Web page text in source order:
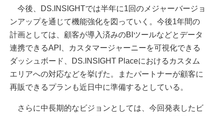
今後、DS.INSIGHTでは半年に1回のメジャーバージョ
ンアップを通じて機能強化を図っていく。今後1年間の
計画としては、顧客が導入済みのBIツールなどとデータ
連携できるAPI、カスタマージャーニーを可視化できる
ダッシュボード、DS.INSIGHT Placeにおけるカスタム
エリアへの対応などを挙げた。またパートナーが顧客に
再販できるプランも近日中に準備するとしている。
さらに中長期的なビジョンとしては、今回発表したビ